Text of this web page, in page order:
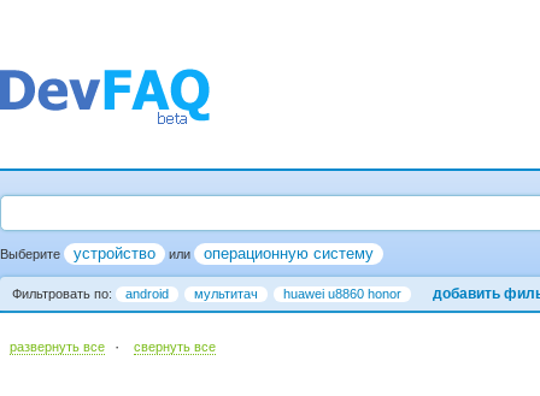
Выберите устройство или операционную систему
Фильтровать по: android мультитач huawei u8860 honor добавить
развернуть все · cвернуть все